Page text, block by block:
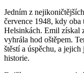
Jedním z
července 1948, kdy
Helsinkách. Emil získal
vyhrála hod oštěpem.
štěstí a úspěchu, a
historie.